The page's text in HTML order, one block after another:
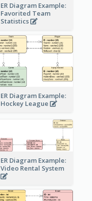
ER Diagram Example:
Favorited Team
Statistics
ER Diagram Example:
Hockey League
ER Diagram Example:
Video Rental System